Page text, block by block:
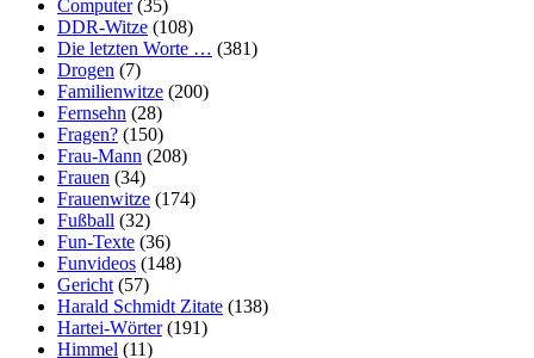
Computer(35)
DDR-Witze (108)
Die letzten Worte … (381)
Drogen (7)
Familienwitze (200)
Fernsehn (28)
Fragen? (150)
Frau-Mann (208)
Frauen (34)
Frauenwitze (174)
Fußball (32)
Fun-Texte (36)
Funvideos (148)
Gericht (57)
Harald Schmidt Zitate (138)
Hartei-Wörter(191)
Himmel (11)